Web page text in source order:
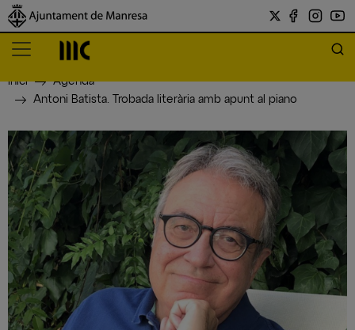
Inici
Agenda
Antoni Batista. Trobada literària amb apunt al piano